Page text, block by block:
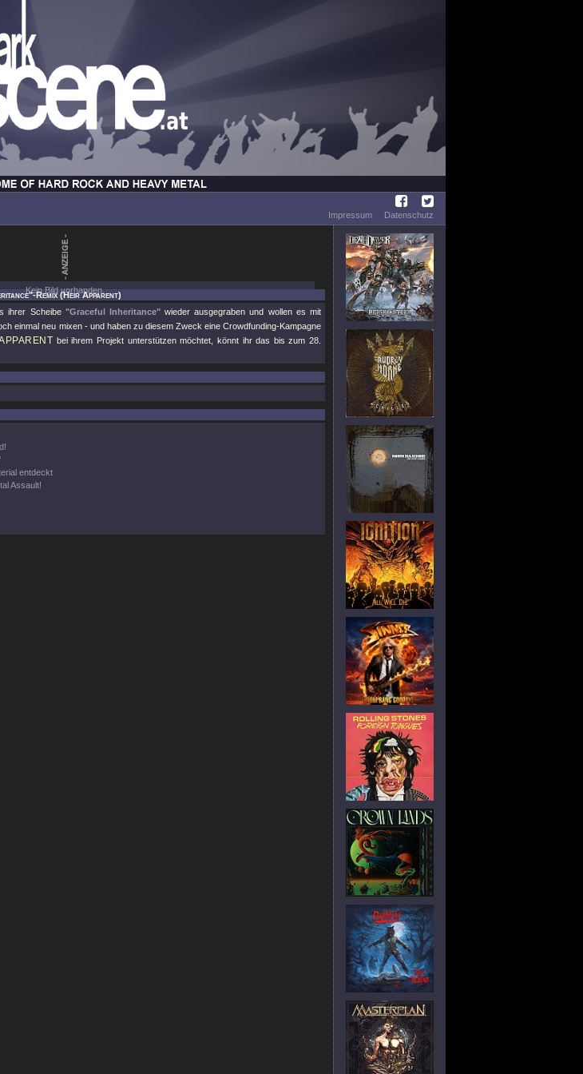
Impressum
Datenschutz
Kein Bild vorhanden.
Remix (Heir Apparent)
ihrer Scheibe "Graceful Inheritance"wieder ausgegraben und wollen es mit
einmal neu mixen - und haben zu diesem Zweck eine Crowdfunding-Kampagne
bei ihrem Projekt unterstützen möchtet, könnt ihr das bis zum 28.
entdeckt
Assault!